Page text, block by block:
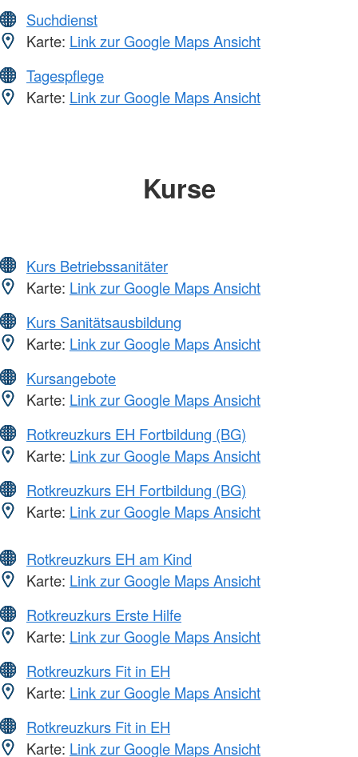
Suchdienst
Karte: Link zur Google Maps Ansicht
Tagespflege
Karte: Link zur Google Maps Ansicht
Kurse
Kurs Betriebssanitäter
Karte: Link zur Google Maps Ansicht
Kurs Sanitätsausbildung
Karte: Link zur Google Maps Ansicht
Kursangebote
Karte: Link zur Google Maps Ansicht
Rotkreuzkurs EH Fortbildung (BG)
Karte: Link zur Google Maps Ansicht
Rotkreuzkurs EH Fortbildung (BG)
Karte: Link zur Google Maps Ansicht
Rotkreuzkurs EH am Kind
Karte: Link zur Google Maps Ansicht
Rotkreuzkurs Erste Hilfe
Karte: Link zur Google Maps Ansicht
Rotkreuzkurs Fit in EH
Karte: Link zur Google Maps Ansicht
Rotkreuzkurs Fit in EH
Karte: Link zur Google Maps Ansicht